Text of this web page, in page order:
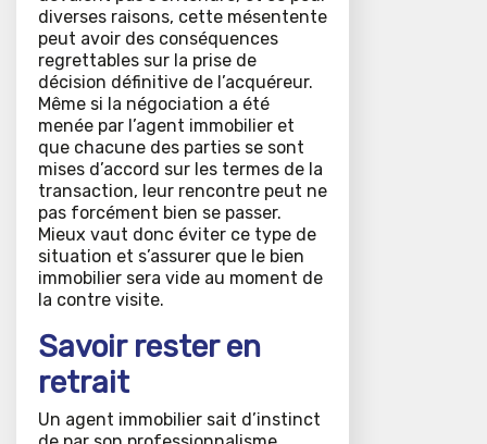
diverses raisons, cette mésentente
peut avoir des conséquences
regrettables sur la prise de
décision définitive de l’acquéreur.
Même si la négociation a été
menée par l’agent immobilier et
que chacune des parties se sont
mises d’accord sur les termes de la
transaction, leur rencontre peut ne
pas forcément bien se passer.
Mieux vaut donc éviter ce type de
situation et s’assurer que le bien
immobilier sera vide au moment de
la contre visite.
Savoir rester en
retrait
Un agent immobilier sait d’instinct